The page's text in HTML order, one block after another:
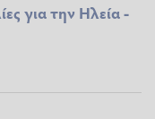
για την Ηλεία -